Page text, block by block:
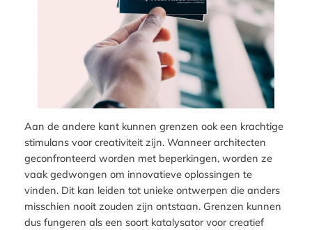
Aan de andere kant kunnen grenzen ook een krachtige
stimulans voor creativiteit zijn. Wanneer architecten
geconfronteerd worden met beperkingen, worden ze
vaak gedwongen om innovatieve oplossingen te
vinden. Dit kan leiden tot unieke ontwerpen die anders
misschien nooit zouden zijn ontstaan. Grenzen kunnen
dus fungeren als een soort katalysator voor creatief